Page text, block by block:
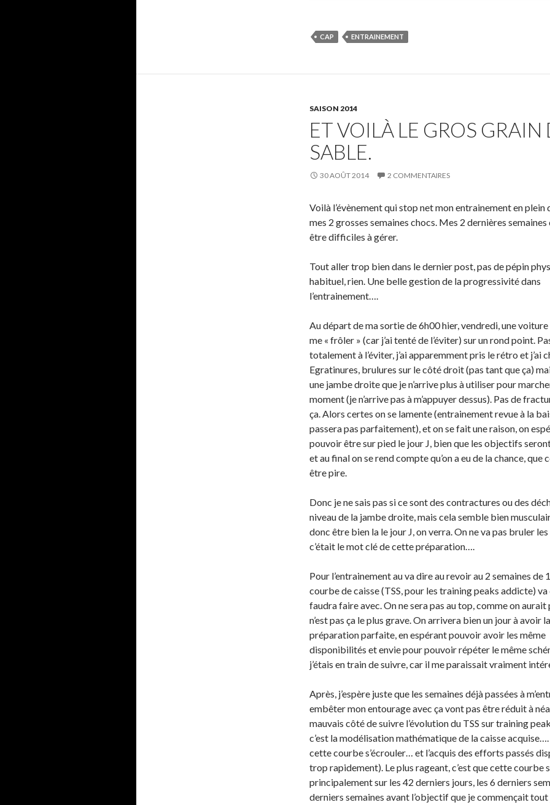
CAP ENTRAINEMENT
SAISON 2014
ET VOILÀ LE GROS GRAIN
SABLE.
30 AOÛT 2014 2 COMMENTAIRES
Voilà l’évènement qui stop net mon entrainement en plein
mes 2 grosses semaines chocs. Mes 2 dernières
être difficiles à gérer.
Tout aller trop bien dans le dernier post, pas de pépin
habituel, rien. Une belle gestion de la progressivité dans
l’entrainement….
Au départ de ma sortie de 6h00 hier, vendredi, une voiture
me « frôler » (car j’ai tenté de l’éviter) sur un rond point.
totalement à l’éviter, j’ai apparemment pris le rétro et j’ai
Egratinures, brulures sur le côté droit (pas tant que ça)
une jambe droite que je n’arrive plus à utiliser pour
moment (je n’arrive pas à m’appuyer dessus). Pas de
ça. Alors certes on se lamente (entrainement revue à la
passera pas parfaitement), et on se fait une raison, on
pouvoir être sur pied le jour J, bien que les objectifs
et au final on se rend compte qu’on a eu de la chance, que
être pire.
Donc je ne sais pas si ce sont des contractures ou des
niveau de la jambe droite, mais cela semble bien
donc être bien la le jour J, on verra. On ne va pas bruler
c’était le mot clé de cette préparation….
Pour l’entrainement au va dire au revoir au 2 semaines de
courbe de caisse (TSS, pour les training peaks addicte) va
faudra faire avec. On ne sera pas au top, comme on aurait
n’est pas ça le plus grave. On arrivera bien un jour à avoir la
préparation parfaite, en espérant pouvoir avoir les même
disponibilités et envie pour pouvoir répéter le même
j’étais en train de suivre, car il me paraissait vraiment
Après, j’espère juste que les semaines déjà passées à
embêter mon entourage avec ça vont pas être réduit à
mauvais côté de suivre l’évolution du TSS sur training
c’est la modélisation mathématique de la caisse
cette courbe s’écrouler… et l’acquis des efforts passés
trop rapidement). Le plus rageant, c’est que cette courbe
principalement sur les 42 derniers jours, les 6 derniers
derniers semaines avant l’objectif que je commençait